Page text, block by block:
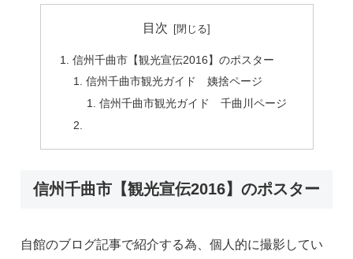
目次
信州千曲市【観光宣伝2016】のポスター
信州千曲市観光ガイド 姨捨ページ
信州千曲市観光ガイド 千曲川ページ
信州千曲市【観光宣伝2016】のポスター
自館のブログ記事で紹介する為、個人的に撮影してい